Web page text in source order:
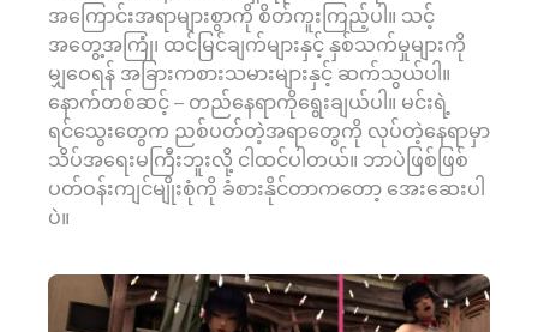
အကြောင်းအရာများစွာကို စိတ်ကူးကြည့်ပါ။ သင့်
အတွေ့အကြုံ၊ ထင်မြင်ချက်များနှင့် နှစ်သက်မှုများကို
မျှဝေရန် အခြားကစားသမားများနှင့် ဆက်သွယ်ပါ။
နောက်တစ်ဆင့် – တည်နေရာကိုရွေးချယ်ပါ။ မင်းရဲ့
ရင်သွေးတွေက ညစ်ပတ်တဲ့အရာတွေကို လုပ်တဲ့နေရာမှာ
သိပ်အရေးမကြီးဘူးလို့ ငါထင်ပါတယ်။ ဘာပဲဖြစ်ဖြစ်
ပတ်ဝန်းကျင်မျိုးစုံကို ခံစားနိုင်တာကတော့ အေးဆေးပါ
ပဲ။